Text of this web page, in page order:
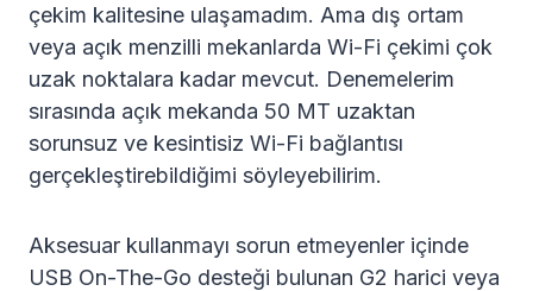
çekim kalitesine ulaşamadım. Ama dış ortam
veya açık menzilli mekanlarda Wi-Fi çekimi çok
uzak noktalara kadar mevcut. Denemelerim
sırasında açık mekanda 50 MT uzaktan
sorunsuz ve kesintisiz Wi-Fi bağlantısı
gerçekleştirebildiğimi söyleyebilirim.
Aksesuar kullanmayı sorun etmeyenler içinde
USB On-The-Go desteği bulunan G2 harici veya